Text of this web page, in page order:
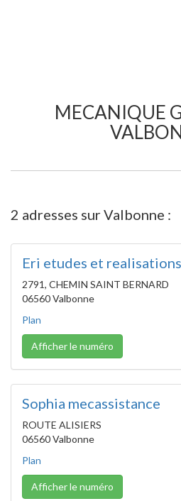
MECANIQUE
2 adresses sur Valbonne :
Eri etudes et
2791, CHEMIN SAINT BERNARD
06560 Valbonne
Plan
Afficher le numéro
Sophia mecassistance
ROUTE ALISIERS
06560 Valbonne
Plan
Afficher le numéro